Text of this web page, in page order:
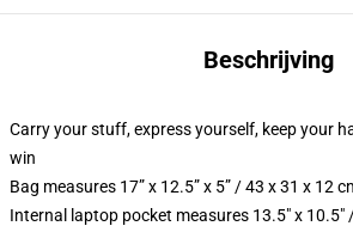
Beschrijving
Carry your stuff, express yourself, keep your
win
Bag measures 17” x 12.5” x 5” / 43 x 31 x 12
Internal laptop pocket measures 13.5" x 10.5"